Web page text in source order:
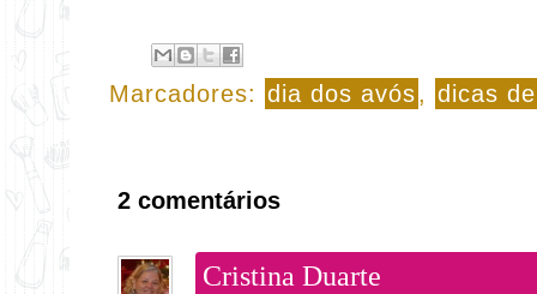
Marcadores: dia dos avós, dicas
2 comentários
Cristina Duarte